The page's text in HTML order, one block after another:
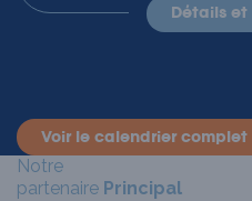
détails
voir le calendrier complet
Notre
partenaire Principal